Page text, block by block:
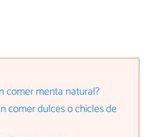
comer menta natural?
comer dulces o chicles de